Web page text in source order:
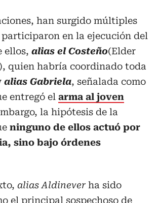
han surgido múltiples
en la ejecución del
ellos, alias el Costeño(Elder
quien habría coordinado toda
alias Gabriela, señalada como
entregó el arma al joven
la hipótesis de la
ninguno de ellos actuó por
sino bajo órdenes
alias Aldinever ha sido
el principal sospechoso de